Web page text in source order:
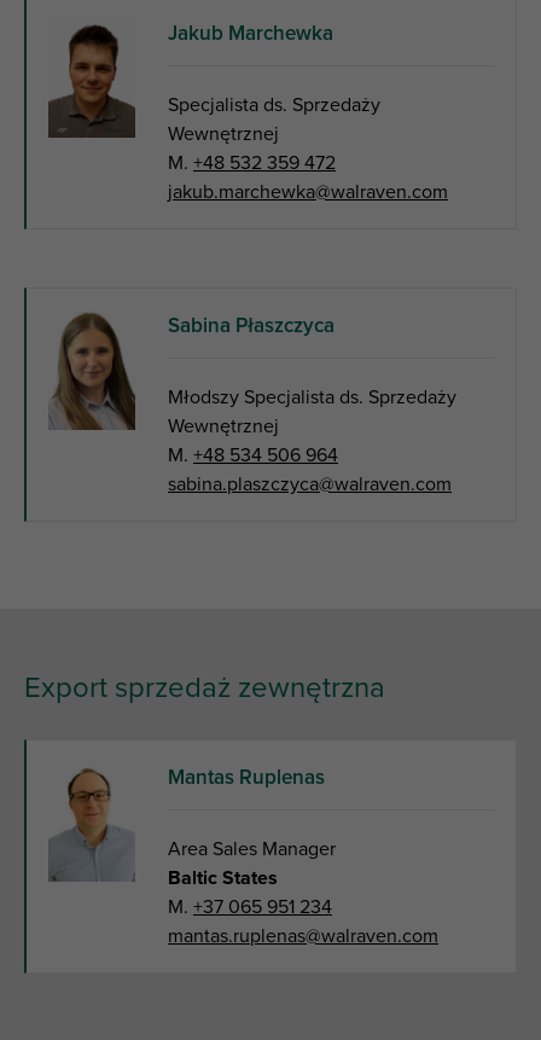
Jakub Marchewka
Specjalista ds. Sprzedaży
Wewnętrznej
M. +48 532 359 472
jakub.marchewka@walraven.com
Sabina Płaszczyca
Młodszy Specjalista ds. Sprzedaży
Wewnętrznej
M. +48 534 506 964
sabina.plaszczyca@walraven.com
Export sprzedaż zewnętrzna
Mantas Ruplenas
Area Sales Manager
Baltic States
M. +37 065 951 234
mantas.ruplenas@walraven.com